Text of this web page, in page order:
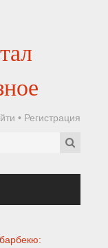
• Регистрация